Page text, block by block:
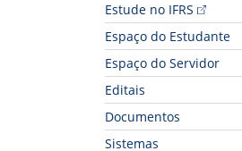
Estude no IFRS
Espaço do Estudante
Espaço do Servidor
Editais
Documentos
Sistemas